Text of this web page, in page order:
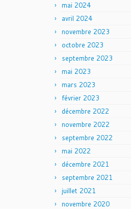
mai 2024
avril 2024
novembre 2023
octobre 2023
septembre 2023
mai 2023
mars 2023
février 2023
décembre 2022
novembre 2022
septembre 2022
mai 2022
décembre 2021
septembre 2021
juillet 2021
novembre 2020